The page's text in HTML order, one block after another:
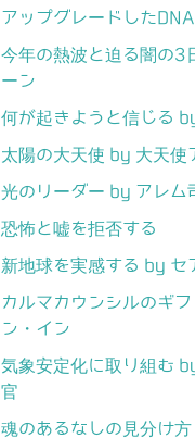
アップグレードした
今年の熱波と迫る闇の3
ーン
何が起きようと信じる
太陽の大天使 by 大天使
光のリーダー by アレム
恐怖と嘘を拒否する
新地球を実感する by セ
カルマカウンシルのギ
ン・イン
気象安定化に取り組む
官
魂のあるなしの見分け